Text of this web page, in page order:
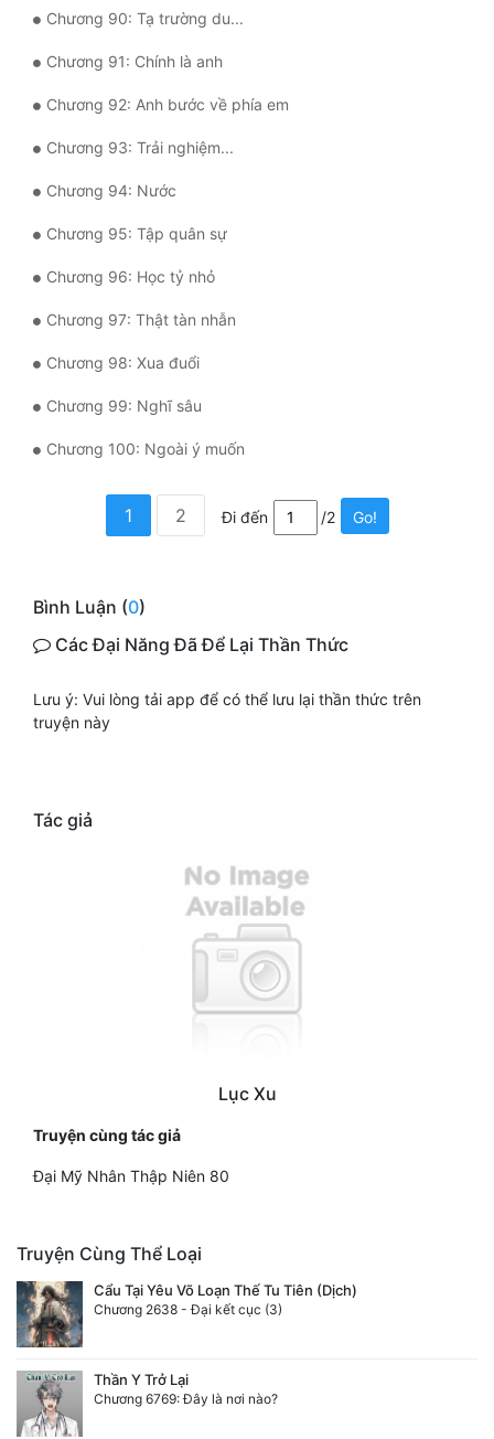
Chương 90: Tạ trường du...
Chương 91: Chính là anh
Chương 92: Anh bước về phía em
Chương 93: Trải nghiệm...
Chương 94: Nước
Chương 95: Tập quân sự
Chương 96: Học tỷ nhỏ
Chương 97: Thật tàn nhẫn
Chương 98: Xua đuổi
Chương 99: Nghĩ sâu
Chương 100: Ngoài ý muốn
1 2 Đi đến /2 Go!
Bình Luận (0)
Các Đại Năng Đã Để Lại Thần Thức
Lưu ý: Vui lòng tải app để có thể lưu lại thần thức trên
truyện này
Tác giả
Lục Xu
Truyện cùng tác giả
Đại Mỹ Nhân Thập Niên 80
Truyện Cùng Thể Loại
Cẩu Tại Yêu Võ Loạn Thế Tu Tiên (Dịch)
Chương 2638 - Đại kết cục (3)
Thần Y Trở Lại
Chương 6769: Đây là nơi nào?